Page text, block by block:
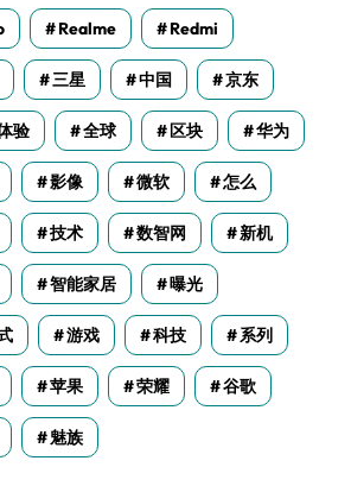
Realme Redmi
三星 中国 京东
验 全球 区块 华为
影像 微软 怎么
技术 数智网 新机
智能家居 曝光
游戏 科技 系列
苹果 荣耀 谷歌
魅族